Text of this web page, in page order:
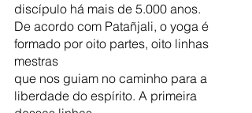
discípulo há mais de 5.000 anos.
De acordo com Patañjali, o yoga é
formado por oito partes, oito linhas
mestras
que nos guiam no caminho para a
liberdade do espírito. A primeira